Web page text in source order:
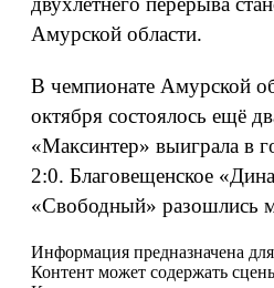
Амурской области.
В чемпионате Амурской
октября состоялось ещё
«Максинтер» выиграла в
2:0. Благовещенское
«Свободный» разошлись
Информация предназначена
Контент может содержать